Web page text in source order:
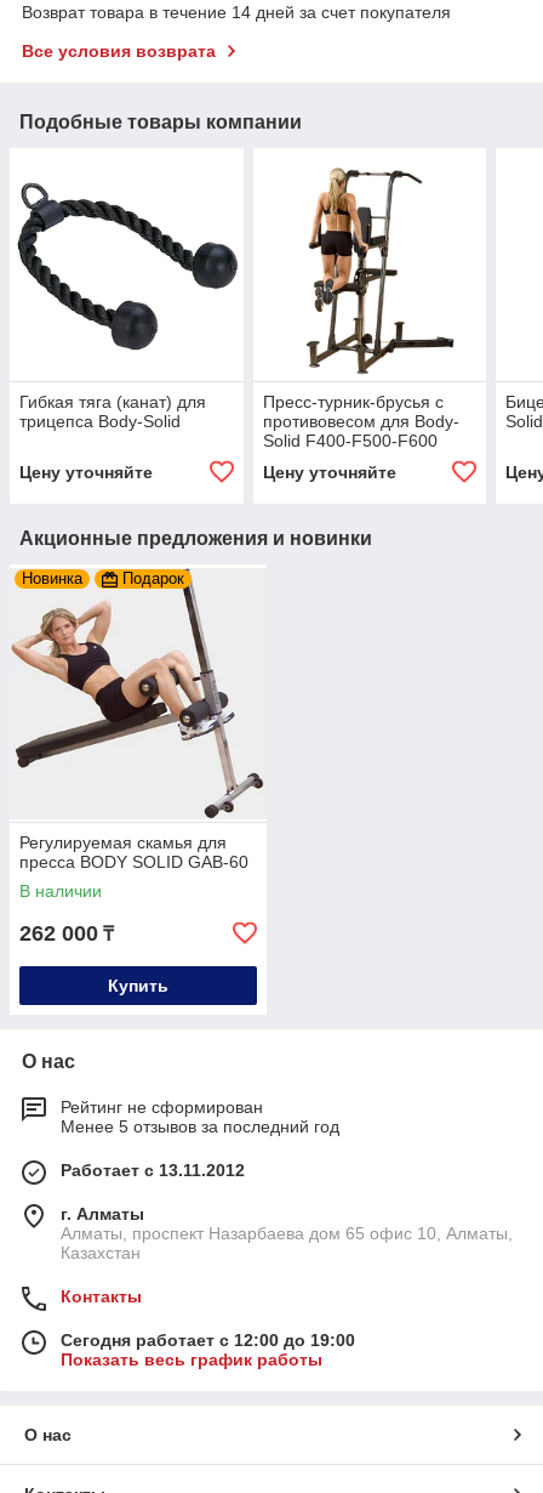
Возврат товара в течение 14 дней за счет покупателя
Все условия возврата
Подобные товары компании
Гибкая тяга (канат) для
трицепса Body-Solid
Цену уточняйте
Пресс-турник-брусья с
противовесом для Body-
Solid F400-F500-F600
Цену уточняйте
Акционные предложения и новинки
Новинка Подарок
Регулируемая скамья для
пресса BODY SOLID GAB-60
В наличии
262 000 ₸
Купить
О нас
Рейтинг не сформирован
Менее 5 отзывов за последний год
Работает с 13.11.2012
г. Алматы
Алматы, проспект Назарбаева дом 65 офис 10, Алматы,
Казахстан
Контакты
Сегодня работает с 12:00 до 19:00
Показать весь график работы
О нас